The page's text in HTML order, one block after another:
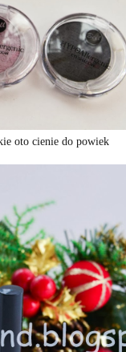
oto cienie do powiek